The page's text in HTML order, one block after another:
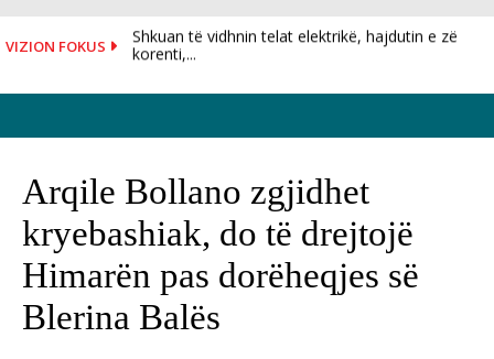
VIZION FOKUS
Shkuan të vidhnin telat elektrikë, hajdutin e zë
korenti,...
Arqile Bollano zgjidhet
kryebashiak, do të drejtojë
Himarën pas dorëheqjes së
Blerina Balës